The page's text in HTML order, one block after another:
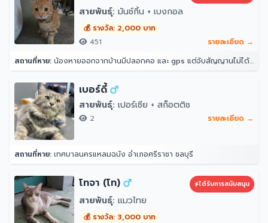
สายพันธุ์: มันช์กิ้น + เบงกอล
💰 รางวัล: 2,000 บาท
451
รายละเอียด →
สถานที่หาย: น้องหายออกจากบ้านมีปลอกคอ และ gps แต่จับสัญญานไม่ได้ จุดที่น้องหายล่าสุดคือ หลังบ้าน204 ราณี 7 แขวงคันนายาว เขตคันนายาว กรุงเทพมหานคร 10230
เบอร์ดี้
สายพันธุ์: เปอร์เซีย + สก็อตติช
2 รายละเอียด →
สถานที่หาย: เทศบาลนครแหลมฉบัง อำเภอศรีราชา ชลบุรี
โทจา (โท) ได้รับการสนับสนุน
สายพันธุ์: แมวไทย
💰 รางวัล: 3,000 บาท